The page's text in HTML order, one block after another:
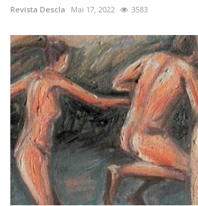
Revista Descla Mai 17, 2022 3583